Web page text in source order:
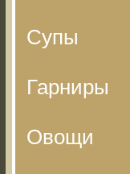
Супы
Гарниры
Овощи